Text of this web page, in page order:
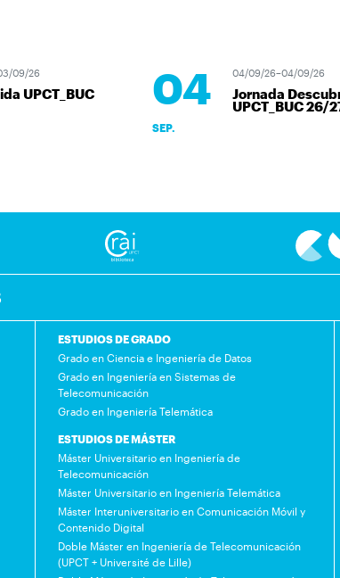
09/26
UPCT_BUC 04
SEP.
04/09/26–04/09/26
Jornada
UPCT_BUC 26/
ESTUDIOS DE GRADO
Grado en Ciencia e Ingeniería de Datos
Grado en Ingeniería en Sistemas de
Telecomunicación
Grado en Ingeniería Telemática
ESTUDIOS DE MÁSTER
Máster Universitario en Ingeniería de
Telecomunicación
Máster Universitario en Ingeniería Telemática
Máster Interuniversitario en Comunicación Móvil y
Contenido Digital
Doble Máster en Ingeniería de Telecomunicación
(UPCT + Université de Lille)